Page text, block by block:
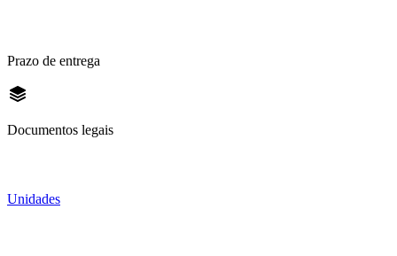
Prazo de entrega
Documentos legais
Unidades